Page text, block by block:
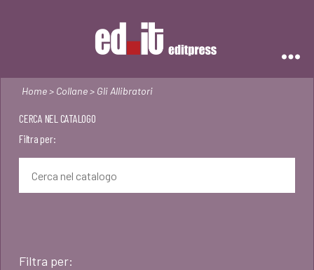
Home> Collane> Gli Allibratori
CERCA NEL CATALOGO
Filtra per:
Filtra per: